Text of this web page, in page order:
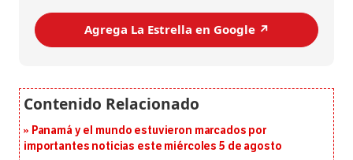
Agrega La Estrella en Google ↗️
Panamá y el mundo estuvieron marcados por
importantes noticias este miércoles 5 de agosto